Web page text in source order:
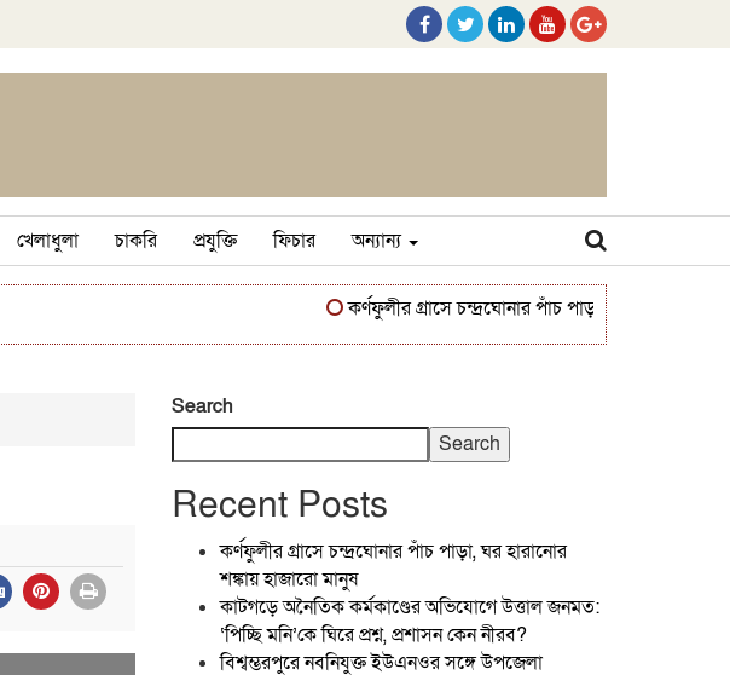
খেলাধুলা চাকরি প্রযুক্তি ফিচার অন্যান্য
কর্ণফুলীর গ্রাসে চন্দ্রঘোনার পাঁচ পাড়া, ঘর হারানোর শঙ্কায়
Search
Search
Recent Posts
কর্ণফুলীর গ্রাসে চন্দ্রঘোনার পাঁচ পাড়া, ঘর হারানোর
শঙ্কায় হাজারো মানুষ
কাটগড়ে অনৈতিক কর্মকাণ্ডের অভিযোগে উত্তাল জনমত:
‘পিচ্ছি মনি’কে ঘিরে প্রশ্ন, প্রশাসন কেন নীরব?
বিশ্বম্ভরপুরে নবনিযুক্ত ইউএনওর সঙ্গে উপজেলা